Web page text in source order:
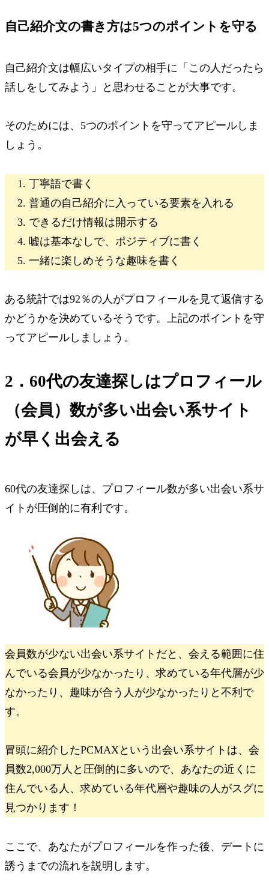
自己紹介文の書き方は5つのポイントを守る
自己紹介文は幅広いタイプの相手に「この人だったら
話しをしてみよう」と思わせることが大事です。
そのためには、 5つのポイントを守ってアピールしま
しょう。
丁寧語で書く
普通の自己紹介に入っている要素を入れる
できるだけ情報は開示する
嘘は基本なしで、ポジティブに書く
一緒に楽しめそうな趣味を書く
ある統計では92％の人がプロフィールを見て返信する
かどうかを決めているそうです。上記のポイントを守
ってアピールしましょう。
2．60代の友達探しはプロフィール
（会員）数が多い出会い系サイト
が早く出会える
60代の友達探しは、プロフィール数が多い出会い系サ
イトが圧倒的に有利です。
会員数が少ない出会い系サイトだと、会える範囲に住
んでいる会員が少なかったり、求めている年代層が少
なかったり、趣味が合う人が少なかったりと不利で
す。
冒頭に紹介したPCMAXという出会い系サイトは、会
員数2,000万人と圧倒的に多いので、あなたの近くに
住んでいる人、求めている年代層や趣味の人がスグに
見つかります！
ここで、あなたがプロフィールを作った後、デートに
誘うまでの流れを説明します。